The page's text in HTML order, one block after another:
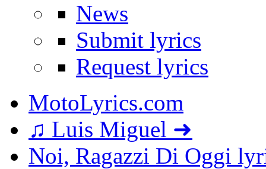
News
Submit lyrics
Request lyrics
MotoLyrics.com
♫ Luis Miguel ➜
Noi, Ragazzi Di Oggi